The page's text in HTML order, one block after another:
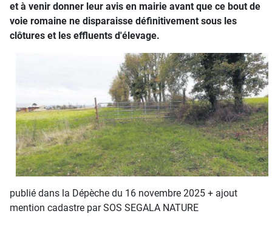
et à venir donner leur avis en mairie avant que ce bout de
voie romaine ne disparaisse définitivement sous les
clôtures et les effluents d'élevage.
publié dans la Dépèche du 16 novembre 2025 + ajout
mention cadastre par SOS SEGALA NATURE